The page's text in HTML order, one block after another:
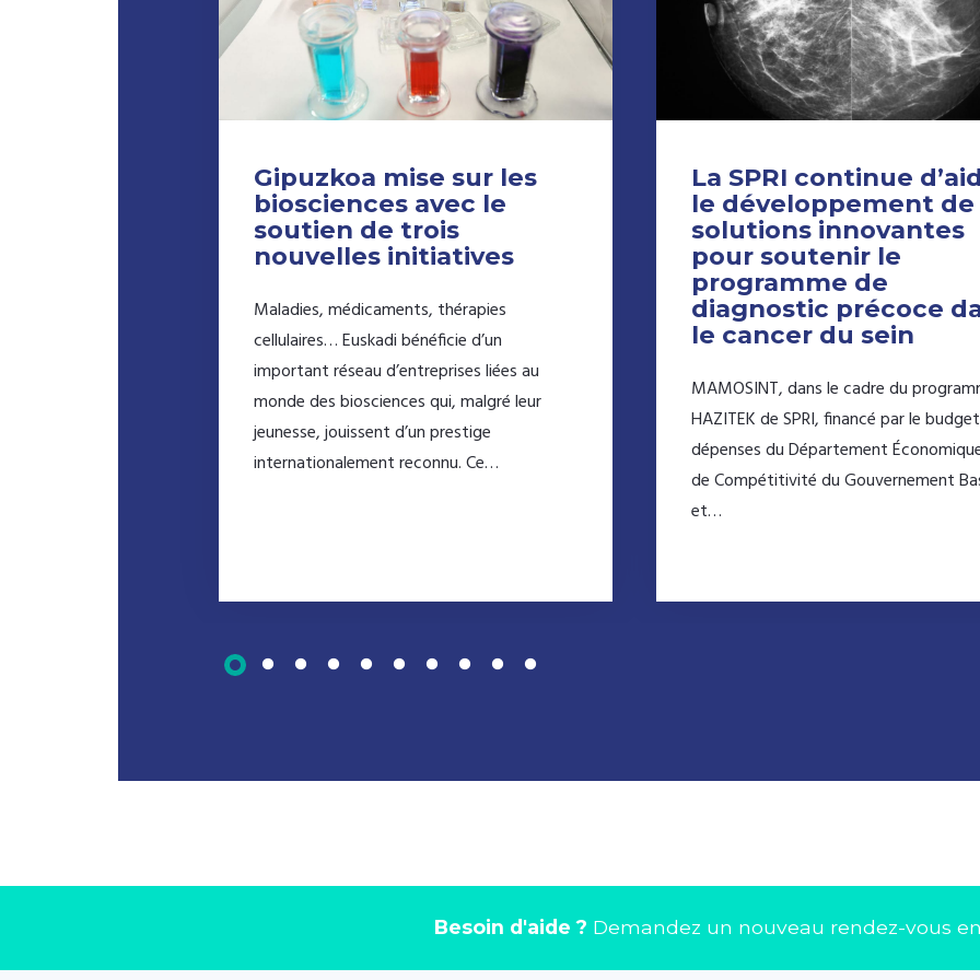
Gipuzkoa mise sur les
biosciences avec le
soutien de trois
nouvelles initiatives
Maladies, médicaments, thérapies
cellulaires… Euskadi bénéficie d’un
important réseau d’entreprises liées au
monde des biosciences qui, malgré leur
jeunesse, jouissent d’un prestige
internationalement reconnu. Ce…
La SPRI continue
le développement de
solutions innovantes
pour soutenir le
programme de
diagnostic précoce
le cancer du sein
MAMOSINT, dans le cadre du
HAZITEK de SPRI, financé par le
dépenses du Département
de Compétitivité du Gouvernement
et…
Besoin d'aide ? Demandez un nouveau rendez-vous